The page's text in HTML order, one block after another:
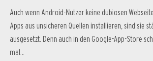
Auch wenn Android-Nutzer keine dubiosen
Apps aus unsicheren Quellen installieren, sind sie
ausgesetzt. Denn auch in den Google-App-Store
mal...